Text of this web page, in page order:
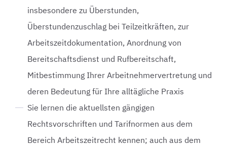
insbesondere zu Überstunden,
Überstundenzuschlag bei Teilzeitkräften, zur
Arbeitszeitdokumentation, Anordnung von
Bereitschaftsdienst und Rufbereitschaft,
Mitbestimmung Ihrer Arbeitnehmervertretung und
deren Bedeutung für Ihre alltägliche Praxis
Sie lernen die aktuellsten gängigen
Rechtsvorschriften und Tarifnormen aus dem
Bereich Arbeitszeitrecht kennen; auch aus dem